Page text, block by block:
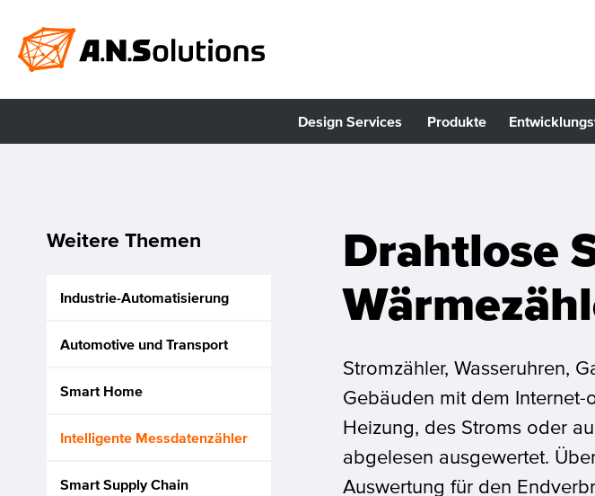
Design Services Produkte
Drahtlose
Stromzähler, Wasseruhren,
Gebäuden mit dem Internet-
Heizung, des Stroms oder
abgelesen ausgewertet.
Auswertung für den
Weitere Themen
Industrie-Automatisierung
Automotive und Transport
Smart Home
Intelligente Messdatenzähler
Smart Supply Chain